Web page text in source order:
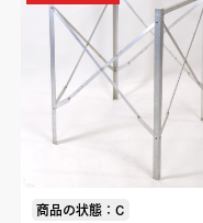
商品の状態：C